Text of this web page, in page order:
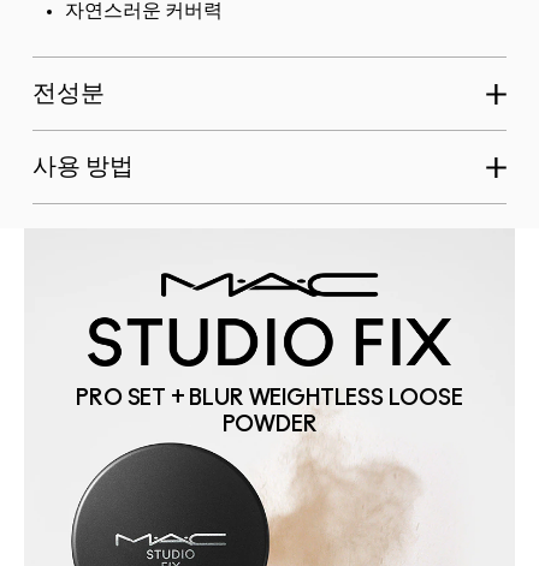
자연스러운 커버력
전성분
사용 방법
PRO SET + BLUR WEIGHTLESS LOOSE
POWDER